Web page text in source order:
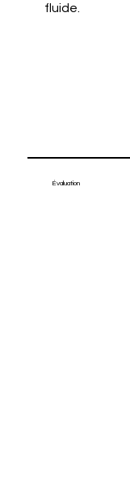
fluide.
Évaluation